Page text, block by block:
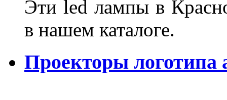
Эти led лампы в
в нашем каталоге.
Проекторы логотипа